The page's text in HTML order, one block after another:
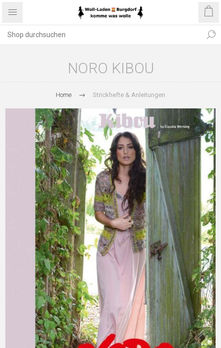
NORO KIBOU
Home Strickhefte & Anleitungen